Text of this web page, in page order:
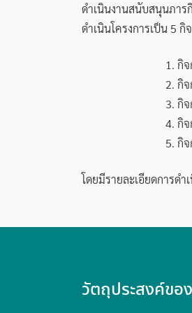
ดำเนินงานสนับสนุนภาร
ดำเนินโครงการเป็น 5 กิ
1. กิจ
2. กิ
3. กิ
4. กิจ
5. กิ
โดยมีรายละเอียดการด
วัตถุประสงค์ขอ